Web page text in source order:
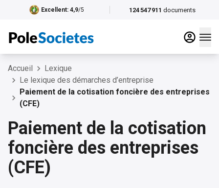
124 547 911 documents
Excellent: 4,9/5
Accueil
Lexique
Le lexique des démarches d’entreprise
Paiement de la cotisation foncière des entreprises
(CFE)
Paiement de la cotisation
foncière des entreprises
(CFE)